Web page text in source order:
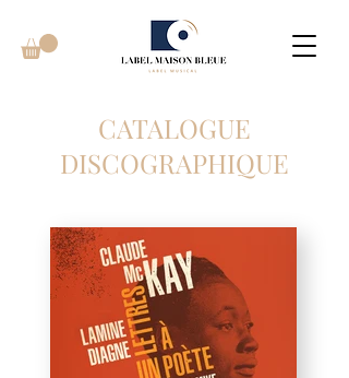
CATALOGUE
DISCOGRAPHIQUE